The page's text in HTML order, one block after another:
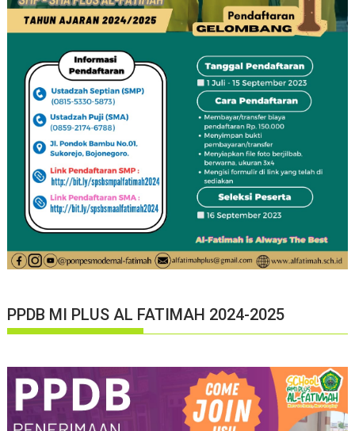
PPDB MI PLUS AL FATIMAH 2024-2025